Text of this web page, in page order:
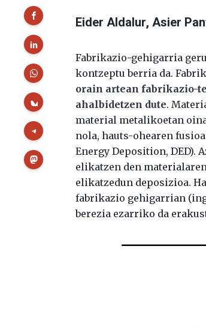
Eider Aldalur, Asier
Fabrikazio-gehigarria
kontzeptu berria da.
orain artean fabrikazio-
ahalbidetzen dute.
material metalikoetan
nola, hauts-ohearen
Energy Deposition, DED).
elikatzen den
elikatzedun deposizioa.
fabrikazio gehigarrian
berezia ezarriko da